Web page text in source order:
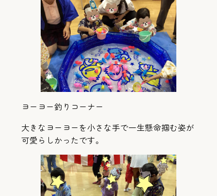
ヨーヨー釣りコーナー
大きなヨーヨーを小さな手で一生懸命掴む姿が
可愛らしかったです。